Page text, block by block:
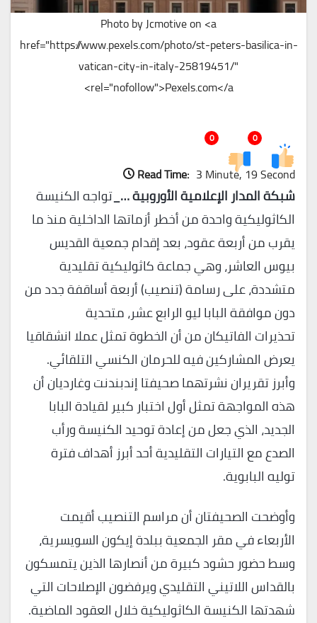
Photo by Jcmotive on <a
href="https://www.pexels.com/photo/st-peters-basilica-in-
vatican-city-in-italy-25819451/"
rel="nofollow">Pexels.com</a>
0
0
Read Time: 3 Minute, 19 Second
شبكة المدار الإعلامية الأوروبية …_تواجه الكنيسة
الكاثوليكية واحدة من أخطر أزماتها الداخلية منذ ما
يقرب من أربعة عقود، بعد إقدام جمعية القديس
بيوس العاشر، وهي جماعة كاثوليكية تقليدية
متشددة، على رسامة (تنصيب) أربعة أساقفة جدد من
دون موافقة البابا ليو الرابع عشر، متحدية
تحذيرات الفاتيكان من أن الخطوة تمثل عملا انشقاقيا
يعرض المشاركين فيه للحرمان الكنسي التلقائي.
وأبرز تقريران نشرتهما صحيفتا إندبندنت وغارديان أن
هذه المواجهة تمثل أول اختبار كبير لقيادة البابا
الجديد، الذي جعل من إعادة توحيد الكنيسة ورأب
الصدع مع التيارات التقليدية أحد أبرز أهداف فترة
توليه البابوية.
وأوضحت الصحيفتان أن مراسم التنصيب أقيمت
الأربعاء في مقر الجمعية ببلدة إيكون السويسرية،
وسط حضور حشود كبيرة من أنصارها الذين يتمسكون
بالقداس اللاتيني التقليدي ويرفضون الإصلاحات التي
شهدتها الكنيسة الكاثوليكية خلال العقود الماضية.